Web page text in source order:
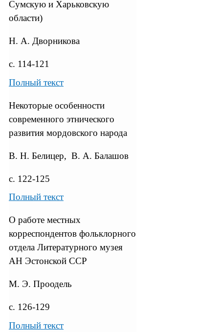
Сумскую и Харьковскую
области)
Н. А. Дворникова
с. 114-121
Полный текст
Некоторые особенности
современного этнического
развития мордовского народа
В. Н. Белицер, В. А. Балашов
с. 122-125
Полный текст
О работе местных
корреспондентов фольклорного
отдела Литературного музея
АН Эстонской ССР
М. Э. Проодель
с. 126-129
Полный текст